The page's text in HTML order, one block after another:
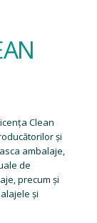
Clean
și
ambalaje,
de
precum și
și